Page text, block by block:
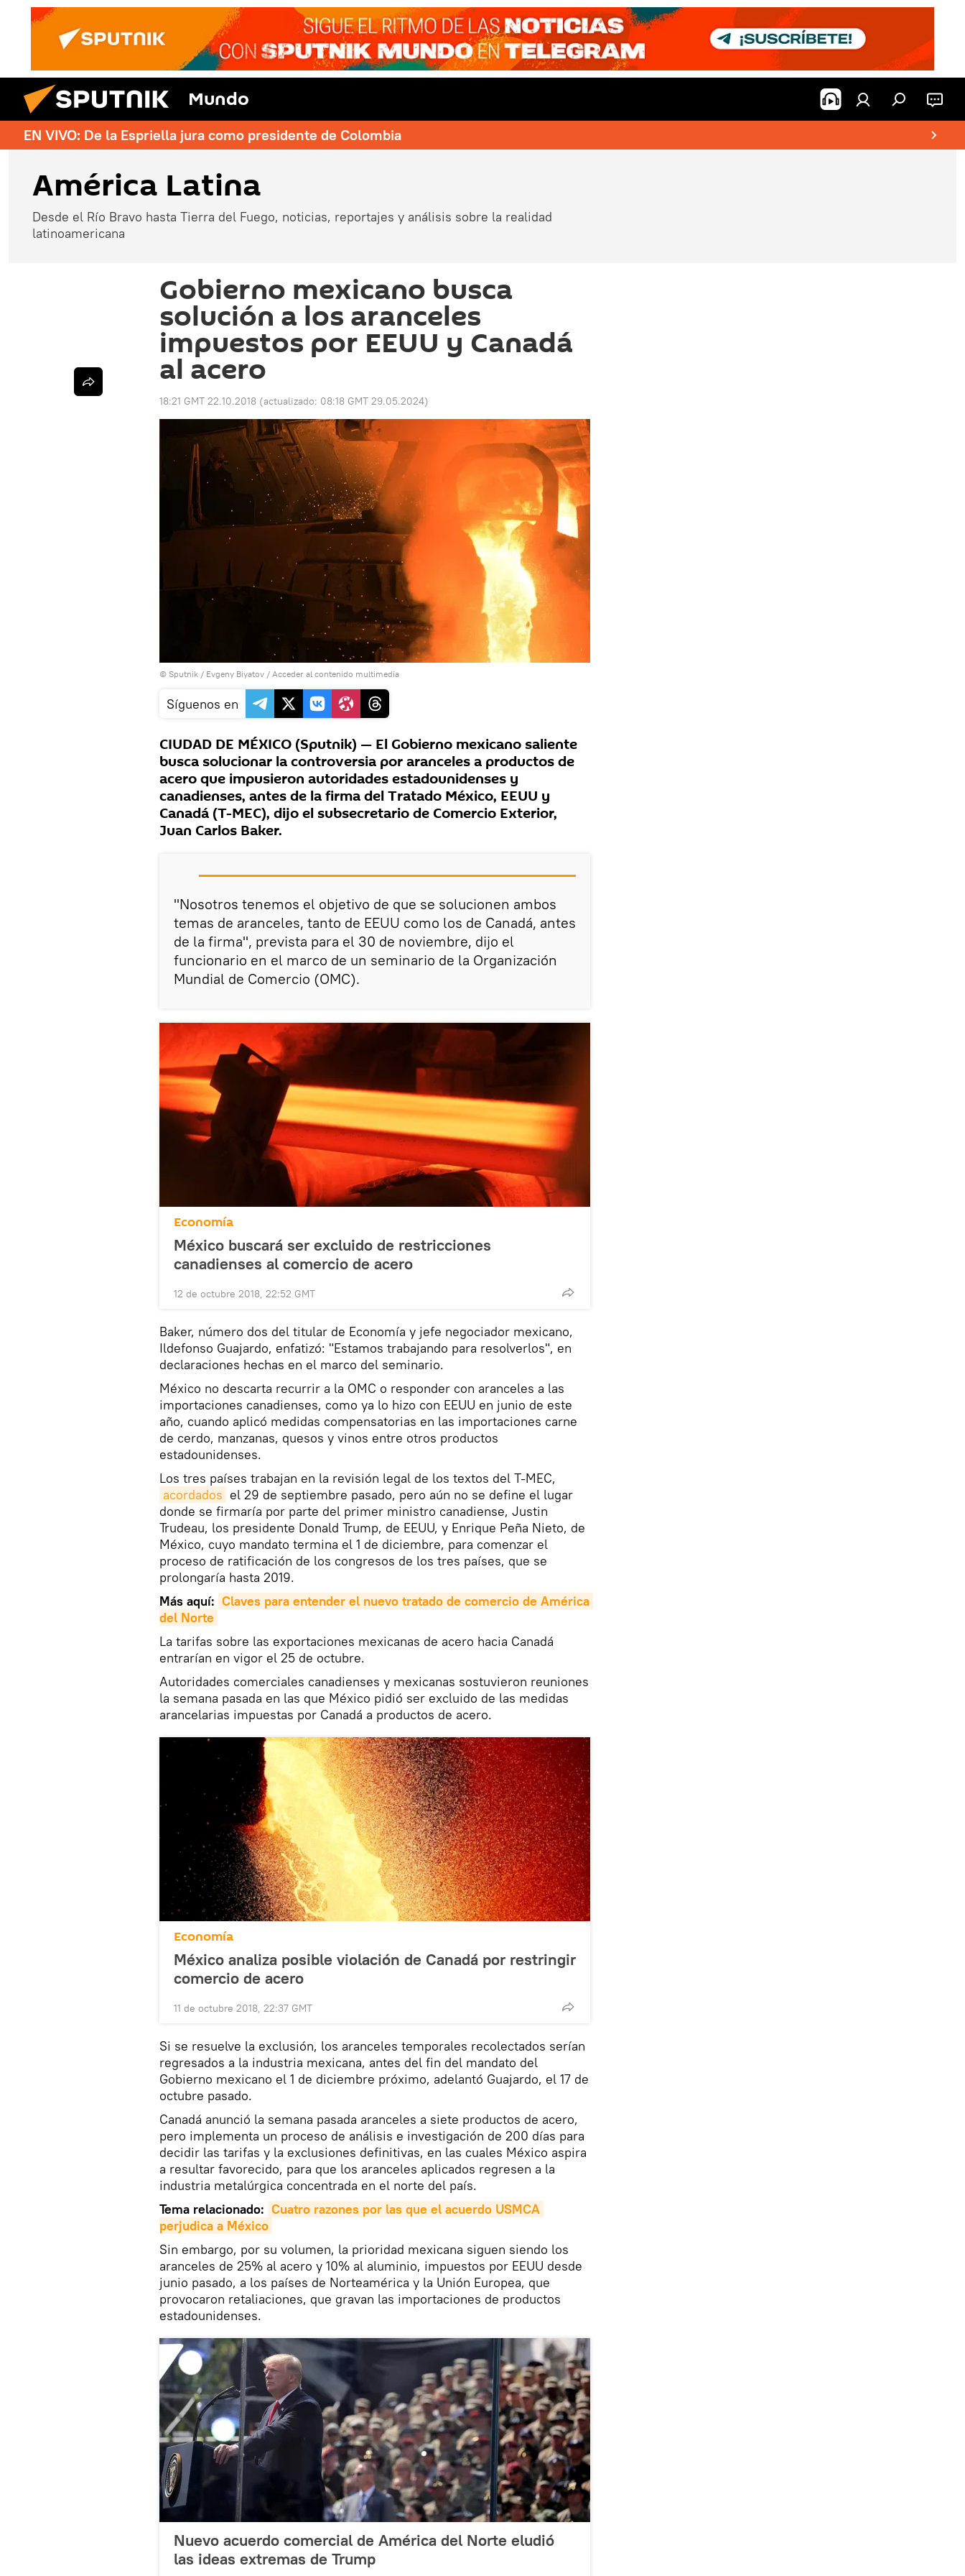
Mundo
EN VIVO: De la Espriella jura como presidente de Colombia
América Latina
Desde el Río Bravo hasta Tierra del Fuego, noticias, reportajes y análisis sobre la realidad
latinoamericana
Gobierno mexicano busca
solución a los aranceles
impuestos por EEUU y Canadá
al acero
18:21 GMT 22.10.2018 (actualizado: 08:18 GMT 29.05.2024)
© Sputnik / Evgeny Biyatov / Acceder al contenido multimedia
Síguenos en
CIUDAD DE MÉXICO (Sputnik) — El Gobierno mexicano saliente
busca solucionar la controversia por aranceles a productos de
acero que impusieron autoridades estadounidenses y
canadienses, antes de la firma del Tratado México, EEUU y
Canadá (T-MEC), dijo el subsecretario de Comercio Exterior,
Juan Carlos Baker.
"Nosotros tenemos el objetivo de que se solucionen ambos
temas de aranceles, tanto de EEUU como los de Canadá, antes
de la firma", prevista para el 30 de noviembre, dijo el
funcionario en el marco de un seminario de la Organización
Mundial de Comercio (OMC).
Economía
México buscará ser excluido de restricciones
canadienses al comercio de acero
12 de octubre 2018, 22:52 GMT
Baker, número dos del titular de Economía y jefe negociador mexicano,
Ildefonso Guajardo, enfatizó: "Estamos trabajando para resolverlos", en
declaraciones hechas en el marco del seminario.
México no descarta recurrir a la OMC o responder con aranceles a las
importaciones canadienses, como ya lo hizo con EEUU en junio de este
año, cuando aplicó medidas compensatorias en las importaciones carne
de cerdo, manzanas, quesos y vinos entre otros productos
estadounidenses.
Los tres países trabajan en la revisión legal de los textos del T-MEC,
acordados el 29 de septiembre pasado, pero aún no se define el lugar
donde se firmaría por parte del primer ministro canadiense, Justin
Trudeau, los presidente Donald Trump, de EEUU, y Enrique Peña Nieto, de
México, cuyo mandato termina el 1 de diciembre, para comenzar el
proceso de ratificación de los congresos de los tres países, que se
prolongaría hasta 2019.
Más aquí: Claves para entender el nuevo tratado de comercio de América
del Norte
La tarifas sobre las exportaciones mexicanas de acero hacia Canadá
entrarían en vigor el 25 de octubre.
Autoridades comerciales canadienses y mexicanas sostuvieron reuniones
la semana pasada en las que México pidió ser excluido de las medidas
arancelarias impuestas por Canadá a productos de acero.
Economía
México analiza posible violación de Canadá por restringir
comercio de acero
11 de octubre 2018, 22:37 GMT
Si se resuelve la exclusión, los aranceles temporales recolectados serían
regresados a la industria mexicana, antes del fin del mandato del
Gobierno mexicano el 1 de diciembre próximo, adelantó Guajardo, el 17 de
octubre pasado.
Canadá anunció la semana pasada aranceles a siete productos de acero,
pero implementa un proceso de análisis e investigación de 200 días para
decidir las tarifas y la exclusiones definitivas, en las cuales México aspira
a resultar favorecido, para que los aranceles aplicados regresen a la
industria metalúrgica concentrada en el norte del país.
Tema relacionado: Cuatro razones por las que el acuerdo USMCA
perjudica a México
Sin embargo, por su volumen, la prioridad mexicana siguen siendo los
aranceles de 25% al acero y 10% al aluminio, impuestos por EEUU desde
junio pasado, a los países de Norteamérica y la Unión Europea, que
provocaron retaliaciones, que gravan las importaciones de productos
estadounidenses.
Nuevo acuerdo comercial de América del Norte eludió
las ideas extremas de Trump